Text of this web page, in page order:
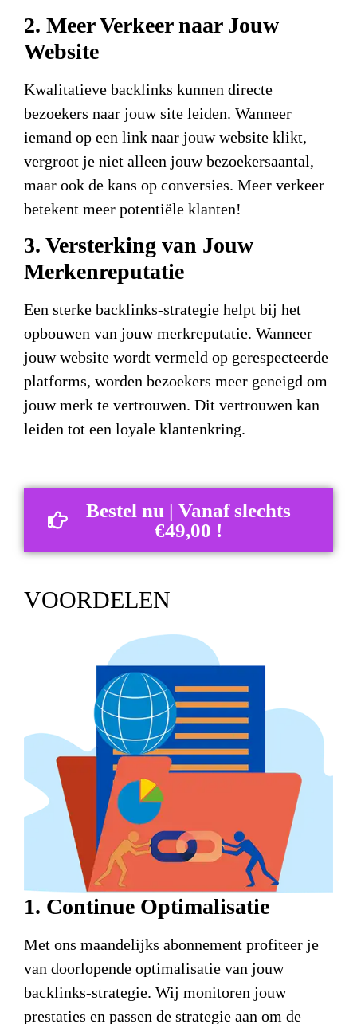
2. Meer Verkeer naar Jouw
Website
Kwalitatieve backlinks kunnen directe
bezoekers naar jouw site leiden. Wanneer
iemand op een link naar jouw website klikt,
vergroot je niet alleen jouw bezoekersaantal,
maar ook de kans op conversies. Meer verkeer
betekent meer potentiële klanten!
3. Versterking van Jouw
Merkenreputatie
Een sterke backlinks-strategie helpt bij het
opbouwen van jouw merkreputatie. Wanneer
jouw website wordt vermeld op gerespecteerde
platforms, worden bezoekers meer geneigd om
jouw merk te vertrouwen. Dit vertrouwen kan
leiden tot een loyale klantenkring.
Bestel nu | Vanaf slechts
€49,00 !
VOORDELEN
1. Continue Optimalisatie
Met ons maandelijks abonnement profiteer je
van doorlopende optimalisatie van jouw
backlinks-strategie. Wij monitoren jouw
prestaties en passen de strategie aan om de